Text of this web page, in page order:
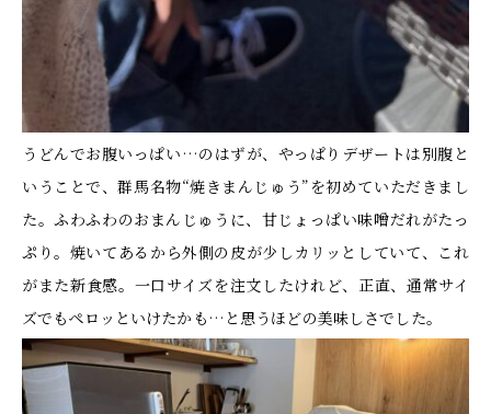
うどんでお腹いっぱい…のはずが、やっぱりデザートは別腹と
いうことで、群馬名物“焼きまんじゅう”を初めていただきまし
た。ふわふわのおまんじゅうに、甘じょっぱい味噌だれがたっ
ぷり。焼いてあるから外側の皮が少しカリッとしていて、これ
がまた新食感。一口サイズを注文したけれど、正直、通常サイ
ズでもペロッといけたかも…と思うほどの美味しさでした。